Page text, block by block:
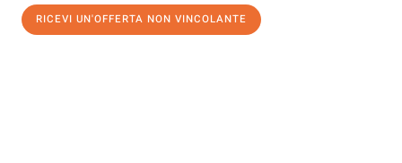
RICEVI UN'OFFERTA NON VINCOLANTE